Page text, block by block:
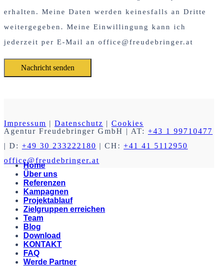
erhalten. Meine Daten werden keinesfalls an Dritte
weitergegeben. Meine Einwillingung kann ich
jederzeit per E-Mail an office@freudebringer.at
Impressum | Datenschutz | Cookies
Agentur Freudebringer GmbH | AT: +43 1 99710477
| D: +49 30 233222180 | CH: +41 41 5112950
office@freudebringer.at
Home
Über uns
Referenzen
Kampagnen
Projektablauf
Zielgruppen erreichen
Team
Blog
Download
KONTAKT
FAQ
Werde Partner